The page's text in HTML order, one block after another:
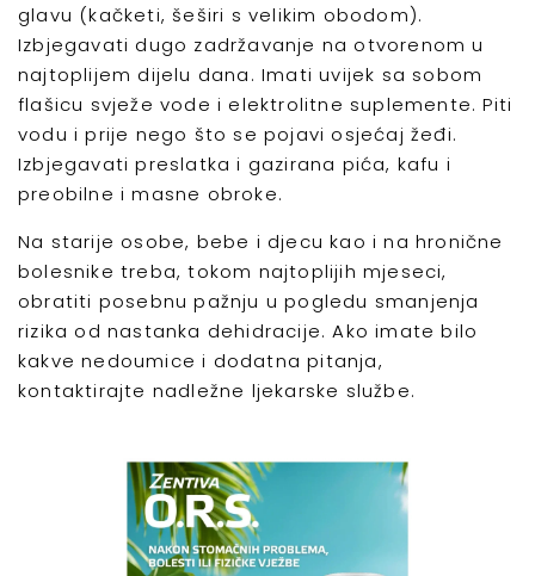
glavu (kačketi, šeširi s velikim obodom).
Izbjegavati dugo zadržavanje na otvorenom u
najtoplijem dijelu dana. Imati uvijek sa sobom
flašicu svježe vode i elektrolitne suplemente. Piti
vodu i prije nego što se pojavi osjećaj žeđi.
Izbjegavati preslatka i gazirana pića, kafu i
preobilne i masne obroke.
Na starije osobe, bebe i djecu kao i na hronične
bolesnike treba, tokom najtoplijih mjeseci,
obratiti posebnu pažnju u pogledu smanjenja
rizika od nastanka dehidracije. Ako imate bilo
kakve nedoumice i dodatna pitanja,
kontaktirajte nadležne ljekarske službe.